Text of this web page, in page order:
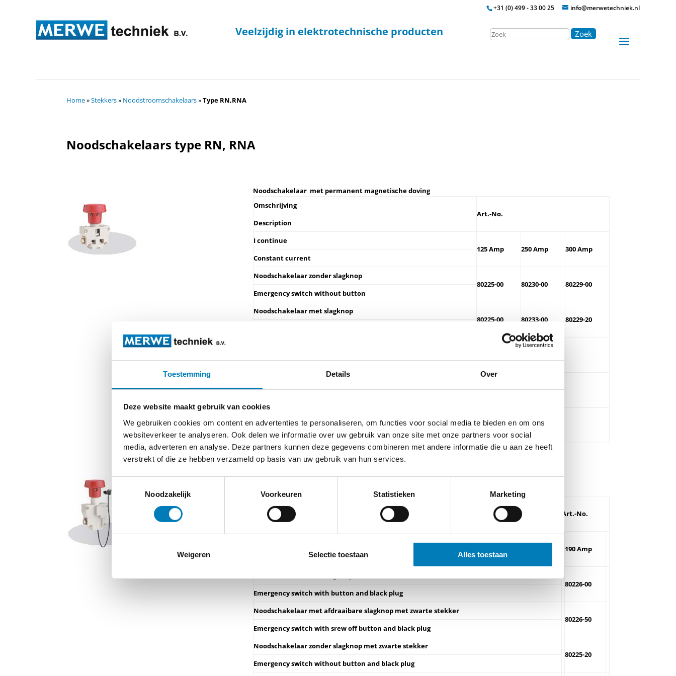
Toestemming Details Over
Deze website maakt gebruik van cookies
We gebruiken cookies om content en advertenties te personaliseren, om functies voor social media te bieden en om ons
websiteverkeer te analyseren. Ook delen we informatie over uw gebruik van onze site met onze partners voor social
media, adverteren en analyse. Deze partners kunnen deze gegevens combineren met andere informatie die u aan ze heeft
verstrekt of die ze hebben verzameld op basis van uw gebruik van hun services.
Noodzakelijk
Voorkeuren Statistieken Marketing
Weigeren Selectie toestaan Alles toestaan
+31 (0) 499 - 33 00 25 info@merwetechniek.nl
Veelzijdig in elektrotechnische producten Zoek
Home»Stekkers» Noodstroomschakelaars»Type RN,RNA
Noodschakelaars type RN, RNA
Noodschakelaar met permanent magnetische doving
Omschrijving
Art.-No.
Description
I continue
125 Amp
250 Amp
300 Amp
Constant current
Noodschakelaar zonder slagknop
80225-00
80230-00
80229-00
Emergency switch without button
Noodschakelaar met slagknop
80225-00
80233-00
80229-20
Emergency switch with srew off button
80221-00
80221-50
Button with screwthread
Omschrijving
Art.-No.
Description
190 Amp
Constant current
80226-00
Emergency switch with button and black plug
Noodschakelaar met afdraaibare slagknop met zwarte stekker
80226-50
Emergency switch with srew off button and black plug
Noodschakelaar zonder slagknop met zwarte stekker
80225-20
Emergency switch without button and black plug